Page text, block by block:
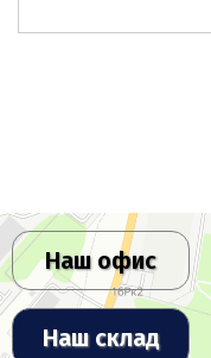
Наш офис
Наш склад